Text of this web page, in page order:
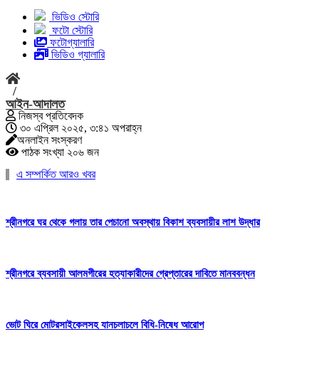
ভিডিও স্টোরি
ফটো স্টোরি
ফটোগ্যালারি
ভিডিও গ্যালারি
/
আইন-আদালত
নিজস্ব প্রতিবেদক
৩০ এপ্রিল ২০২৫, ৩:৪১ অপরাহ্ন
অনলাইন সংস্করণ
পাঠক সংখ্যা ২০৬ জন
এ সম্পর্কিত আরও খবর
শ্রীনগরে ঘর থেকে গলায় তার পেচানো অবস্থায় বিকাশ ব্যবসায়ীর লাশ উদ্ধার
শ্রীনগরে ব্যবসায়ী আলমগীরের হত্যাকারীদের গ্রেপ্তারের দাবিতে মানববন্ধন
ভোট ঘিরে মোটরসাইকেলসহ যানচলাচলে বিধি-নিষেধ আরোপ